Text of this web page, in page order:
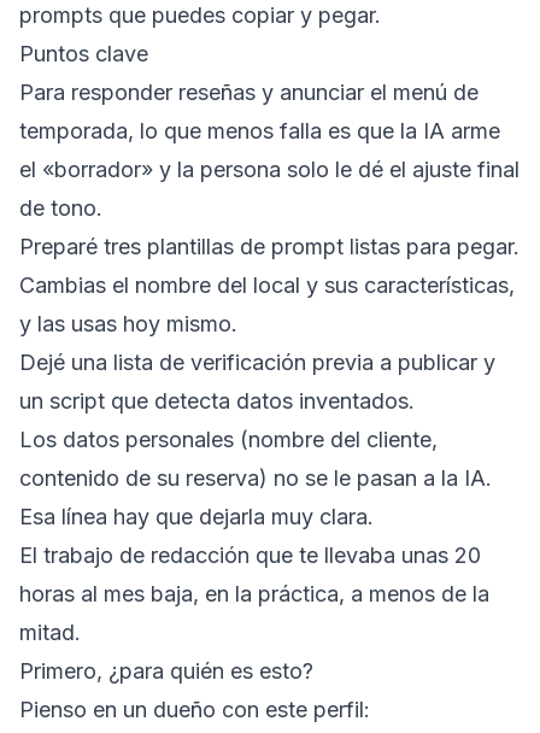
prompts que puedes copiar y pegar.
Puntos clave
Para responder reseñas y anunciar el menú de
temporada, lo que menos falla es que la IA arme
el «borrador» y la persona solo le dé el ajuste final
de tono.
Preparé tres plantillas de prompt listas para pegar.
Cambias el nombre del local y sus características,
y las usas hoy mismo.
Dejé una lista de verificación previa a publicar y
un script que detecta datos inventados.
Los datos personales (nombre del cliente,
contenido de su reserva) no se le pasan a la IA.
Esa línea hay que dejarla muy clara.
El trabajo de redacción que te llevaba unas 20
horas al mes baja, en la práctica, a menos de la
mitad.
Primero, ¿para quién es esto?
Pienso en un dueño con este perfil: